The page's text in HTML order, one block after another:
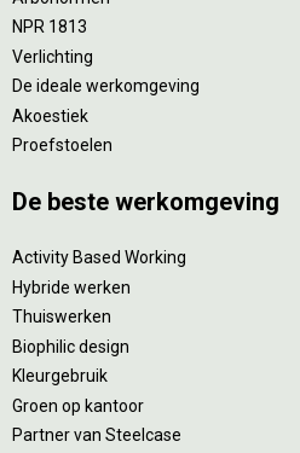
NPR 1813
Verlichting
De ideale werkomgeving
Akoestiek
Proefstoelen
De beste werkomgeving
Activity Based Working
Hybride werken
Thuiswerken
Biophilic design
Kleurgebruik
Groen op kantoor
Partner van Steelcase